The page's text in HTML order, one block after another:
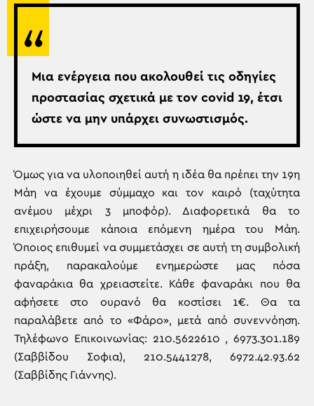
Μια ενέργεια που ακολουθεί τις οδηγίες
προστασίας σχετικά με τον covid 19, έτσι
ώστε να μην υπάρχει συνωστισμός.
Όμως για να υλοποιηθεί αυτή η ιδέα θα πρέπει την 19η
Μάη να έχουμε σύμμαχο και τον καιρό (ταχύτητα
ανέμου μέχρι 3 μποφόρ). Διαφορετικά θα το
επιχειρήσουμε κάποια επόμενη ημέρα του Μάη.
Όποιος επιθυμεί να συμμετάσχει σε αυτή τη συμβολική
πράξη, παρακαλούμε ενημερώστε μας πόσα
φαναράκια θα χρειαστείτε. Κάθε φαναράκι που θα
αφήσετε στο ουρανό θα κοστίσει 1€. Θα τα
παραλάβετε από το «Φάρο», μετά από συνεννόηση.
Τηλέφωνο Επικοινωνίας: 210.5622610 , 6973.301.189
(Σαββίδου Σοφια), 210.5441278, 6972.42.93.62
(Σαββίδης Γιάννης).